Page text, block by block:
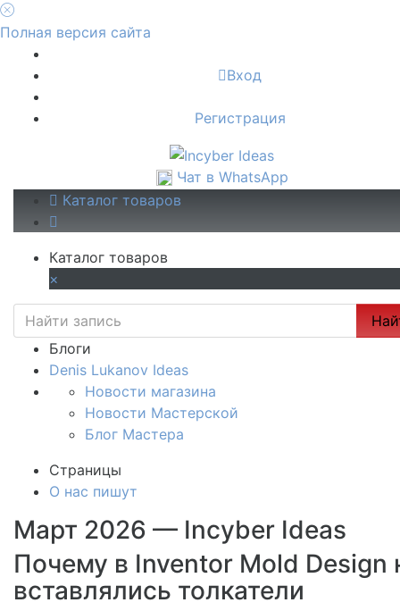
Полная версия сайта
Вход
Регистрация
Чат в WhatsApp
Каталог товаров
Каталог товаров
×
Блоги
Denis Lukanov Ideas
Новости магазина
Новости Мастерской
Блог Мастера
Страницы
О нас пишут
Март 2026 — Incyber Ideas
Почему в Inventor Mold Design
вставлялись толкатели